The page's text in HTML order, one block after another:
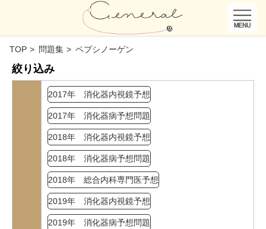
TOP 問題集 ペプシノーゲン
絞り込み
2017年 消化器内視鏡予想
2017年 消化器病予想問題
2018年 消化器内視鏡予想
2018年 消化器病予想問題
2018年 総合内科専門医予想
2019年 消化器内視鏡予想
2019年 消化器病予想問題